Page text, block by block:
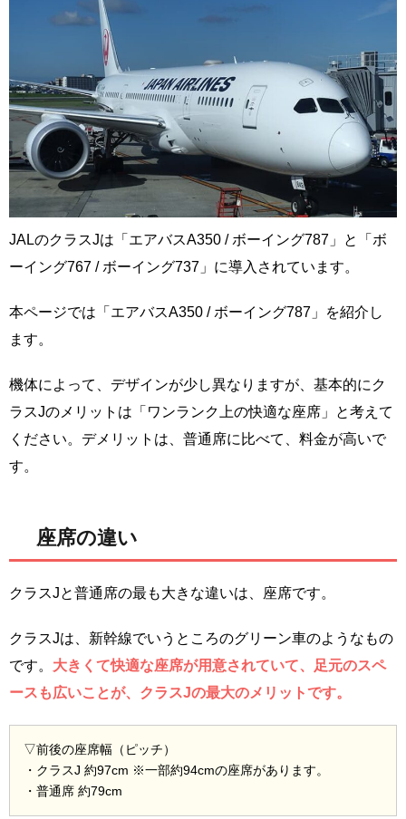
JALのクラスJは「エアバスA350 / ボーイング787」と「ボ
ーイング767 / ボーイング737」に導入されています。
本ページでは「エアバスA350 / ボーイング787」を紹介し
ます。
機体によって、デザインが少し異なりますが、基本的にク
ラスJのメリットは「ワンランク上の快適な座席」と考えて
ください。デメリットは、普通席に比べて、料金が高いで
す。
座席の違い
クラスJと普通席の最も大きな違いは、座席です。
クラスJは、新幹線でいうところのグリーン車のようなもの
です。 大きくて快適な座席が用意されていて、足元のスペ
ースも広いことが、クラスJの最大のメリットです。
▽前後の座席幅（ピッチ）
・クラスJ 約97cm ※一部約94cmの座席があります。
・普通席 約79cm